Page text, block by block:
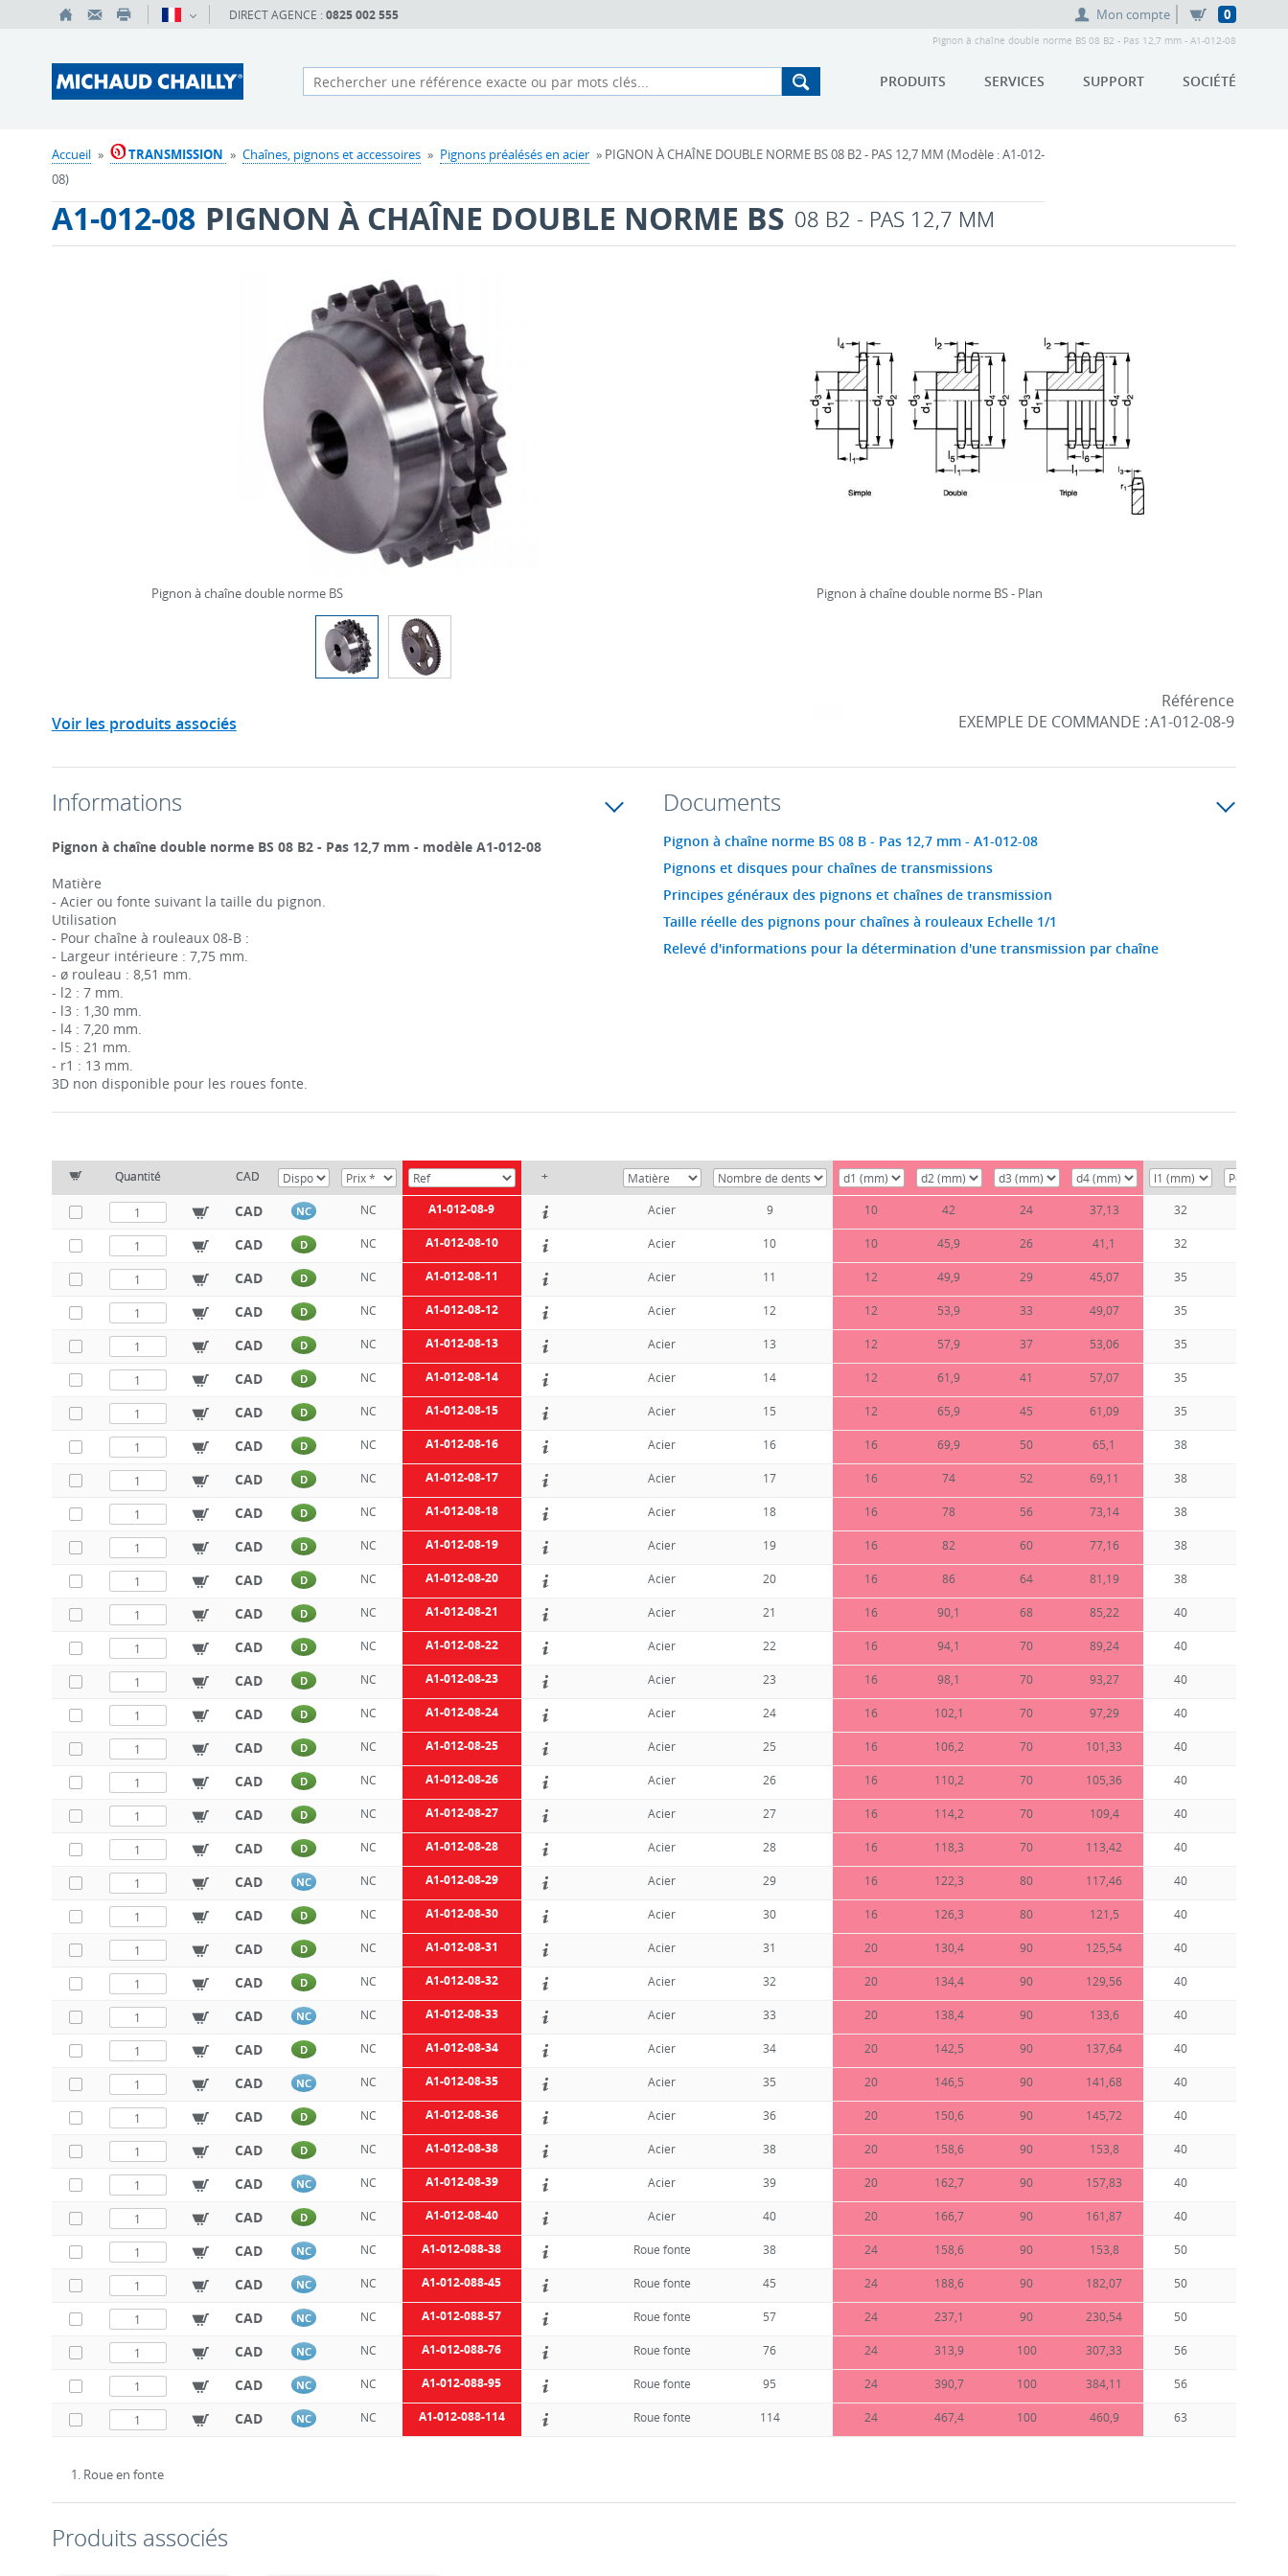
DIRECT AGENCE : 0825 002 555 Mon compte 0
Pignon à chaîne double norme BS 08 B2 - Pas 12,7 mm - A1-012-08
PRODUITS SERVICES SUPPORT SOCIÉTÉ
Accueil » TRANSMISSION » Chaînes, pignons et accessoires » Pignons préalésés en acier » PIGNON À CHAÎNE DOUBLE NORME BS 08 B2 - PAS 12,7 MM (Modèle : A1-012-
08)
A1-012-08 PIGNON À CHAÎNE DOUBLE NORME BS 08 B2 - PAS 12,7 MM
Pignon à chaîne double norme BS Pignon à chaîne double norme BS - Plan
Voir les produits associés EXEMPLE DE COMMANDE :
Référence
A1-012-08-9
Informations
Pignon à chaîne double norme BS 08 B2 - Pas 12,7 mm - modèle A1-012-08
Matière
- Acier ou fonte suivant la taille du pignon.
Utilisation
- Pour chaîne à rouleaux 08-B :
- Largeur intérieure : 7,75 mm.
- ø rouleau : 8,51 mm.
- l2 : 7 mm.
- l3 : 1,30 mm.
- l4 : 7,20 mm.
- l5 : 21 mm.
- r1 : 13 mm.
3D non disponible pour les roues fonte.
Documents
Pignon à chaîne norme BS 08 B - Pas 12,7 mm - A1-012-08
Pignons et disques pour chaînes de transmissions
Principes généraux des pignons et chaînes de transmission
Taille réelle des pignons pour chaînes à rouleaux Echelle 1/1
Relevé d'informations pour la détermination d'une transmission par chaîne
Quantité CAD +
CAD NC NC A1-012-08-9 Acier 9 10 42 24 37,13 32
CAD D NC A1-012-08-10 Acier 10 10 45,9 26 41,1 32
CAD D NC A1-012-08-11 Acier 11 12 49,9 29 45,07 35
CAD D NC A1-012-08-12 Acier 12 12 53,9 33 49,07 35
CAD D NC A1-012-08-13 Acier 13 12 57,9 37 53,06 35
CAD D NC A1-012-08-14 Acier 14 12 61,9 41 57,07 35
CAD D NC A1-012-08-15 Acier 15 12 65,9 45 61,09 35
CAD D NC A1-012-08-16 Acier 16 16 69,9 50 65,1 38
CAD D NC A1-012-08-17 Acier 17 16 74 52 69,11 38
CAD D NC A1-012-08-18 Acier 18 16 78 56 73,14 38
CAD D NC A1-012-08-19 Acier 19 16 82 60 77,16 38
CAD D NC A1-012-08-20 Acier 20 16 86 64 81,19 38
CAD D NC A1-012-08-21 Acier 21 16 90,1 68 85,22 40
CAD D NC A1-012-08-22 Acier 22 16 94,1 70 89,24 40
CAD D NC A1-012-08-23 Acier 23 16 98,1 70 93,27 40
CAD D NC A1-012-08-24 Acier 24 16 102,1 70 97,29 40
CAD D NC A1-012-08-25 Acier 25 16 106,2 70 101,33 40
CAD D NC A1-012-08-26 Acier 26 16 110,2 70 105,36 40
CAD D NC A1-012-08-27 Acier 27 16 114,2 70 109,4 40
CAD D NC A1-012-08-28 Acier 28 16 118,3 70 113,42 40
CAD NC NC A1-012-08-29 Acier 29 16 122,3 80 117,46 40
CAD D NC A1-012-08-30 Acier 30 16 126,3 80 121,5 40
CAD D NC A1-012-08-31 Acier 31 20 130,4 90 125,54 40
CAD D NC A1-012-08-32 Acier 32 20 134,4 90 129,56 40
CAD NC NC A1-012-08-33 Acier 33 20 138,4 90 133,6 40
CAD D NC A1-012-08-34 Acier 34 20 142,5 90 137,64 40
CAD NC NC A1-012-08-35 Acier 35 20 146,5 90 141,68 40
CAD D NC A1-012-08-36 Acier 36 20 150,6 90 145,72 40
CAD D NC A1-012-08-38 Acier 38 20 158,6 90 153,8 40
CAD NC NC A1-012-08-39 Acier 39 20 162,7 90 157,83 40
CAD D NC A1-012-08-40 Acier 40 20 166,7 90 161,87 40
CAD NC NC A1-012-088-38 Roue fonte 38 24 158,6 90 153,8 50
CAD NC NC A1-012-088-45 Roue fonte 45 24 188,6 90 182,07 50
CAD NC NC A1-012-088-57 Roue fonte 57 24 237,1 90 230,54 50
CAD NC NC A1-012-088-76 Roue fonte 76 24 313,9 100 307,33 56
CAD NC NC A1-012-088-95 Roue fonte 95 24 390,7 100 384,11 56
CAD NC NC A1-012-088-114 Roue fonte 114 24 467,4 100 460,9 63
1. Roue en fonte
Produits associés